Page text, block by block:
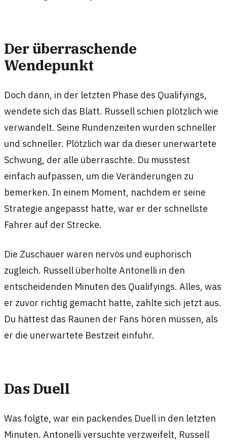
Der überraschende
Wendepunkt
Doch dann, in der letzten Phase des Qualifyings,
wendete sich das Blatt. Russell schien plötzlich wie
verwandelt. Seine Rundenzeiten wurden schneller
und schneller. Plötzlich war da dieser unerwartete
Schwung, der alle überraschte. Du musstest
einfach aufpassen, um die Veränderungen zu
bemerken. In einem Moment, nachdem er seine
Strategie angepasst hatte, war er der schnellste
Fahrer auf der Strecke.
Die Zuschauer waren nervös und euphorisch
zugleich. Russell überholte Antonelli in den
entscheidenden Minuten des Qualifyings. Alles, was
er zuvor richtig gemacht hatte, zahlte sich jetzt aus.
Du hättest das Raunen der Fans hören müssen, als
er die unerwartete Bestzeit einfuhr.
Das Duell
Was folgte, war ein packendes Duell in den letzten
Minuten. Antonelli versuchte verzweifelt, Russell